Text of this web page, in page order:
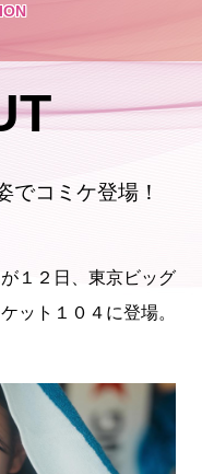
でコミケ登場！
１２日、東京ビッグ
ット１０４に登場。